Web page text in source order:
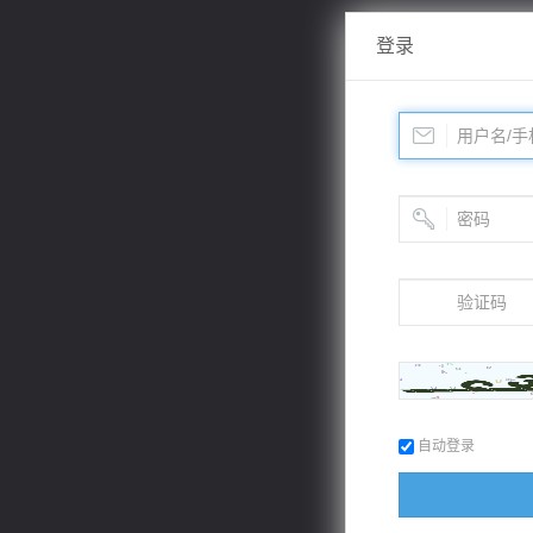
登录
自动登录